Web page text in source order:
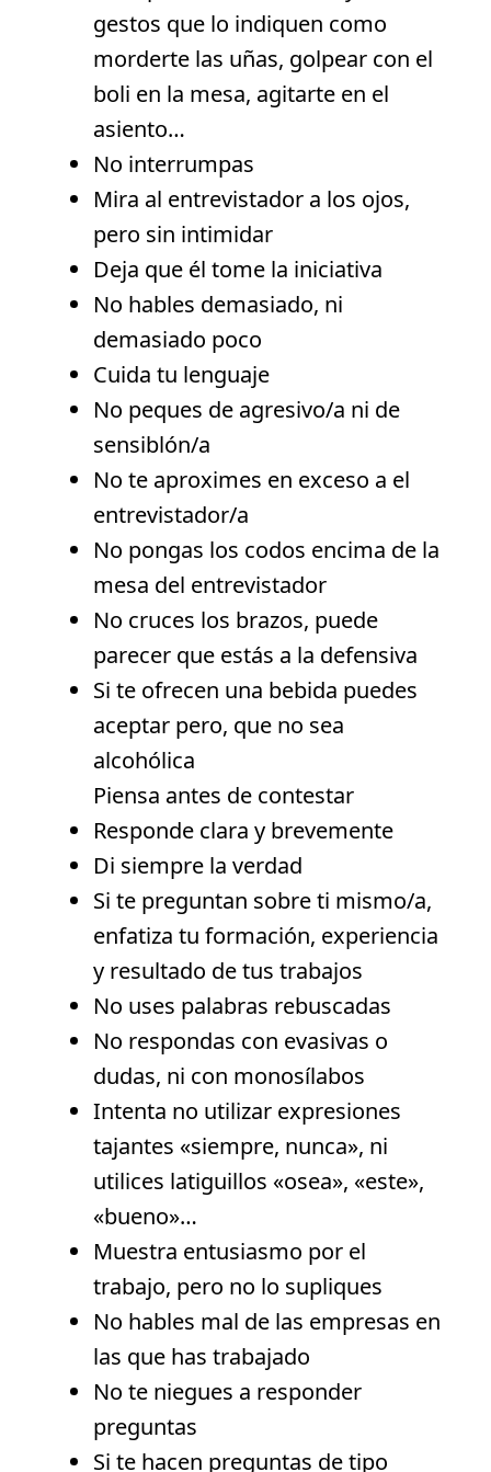
gestos que lo indiquen como
morderte las uñas, golpear con el
boli en la mesa, agitarte en el
asiento…
No interrumpas
Mira al entrevistador a los ojos,
pero sin intimidar
Deja que él tome la iniciativa
No hables demasiado, ni
demasiado poco
Cuida tu lenguaje
No peques de agresivo/a ni de
sensiblón/a
No te aproximes en exceso a el
entrevistador/a
No pongas los codos encima de la
mesa del entrevistador
No cruces los brazos, puede
parecer que estás a la defensiva
Si te ofrecen una bebida puedes
aceptar pero, que no sea
alcohólica
Piensa antes de contestar
Responde clara y brevemente
Di siempre la verdad
Si te preguntan sobre ti mismo/a,
enfatiza tu formación, experiencia
y resultado de tus trabajos
No uses palabras rebuscadas
No respondas con evasivas o
dudas, ni con monosílabos
Intenta no utilizar expresiones
tajantes «siempre, nunca», ni
utilices latiguillos «osea», «este»,
«bueno»…
Muestra entusiasmo por el
trabajo, pero no lo supliques
No hables mal de las empresas en
las que has trabajado
No te niegues a responder
preguntas
Si te hacen preguntas de tipo